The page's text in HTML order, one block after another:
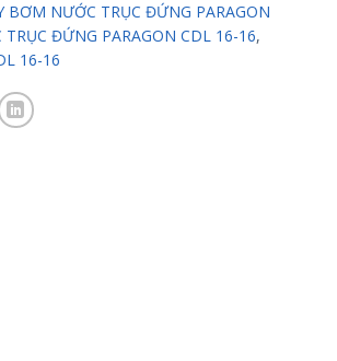
BƠM NƯỚC TRỤC ĐỨNG PARAGON
ĐỨNG PARAGON CDL 16-16,
16-16